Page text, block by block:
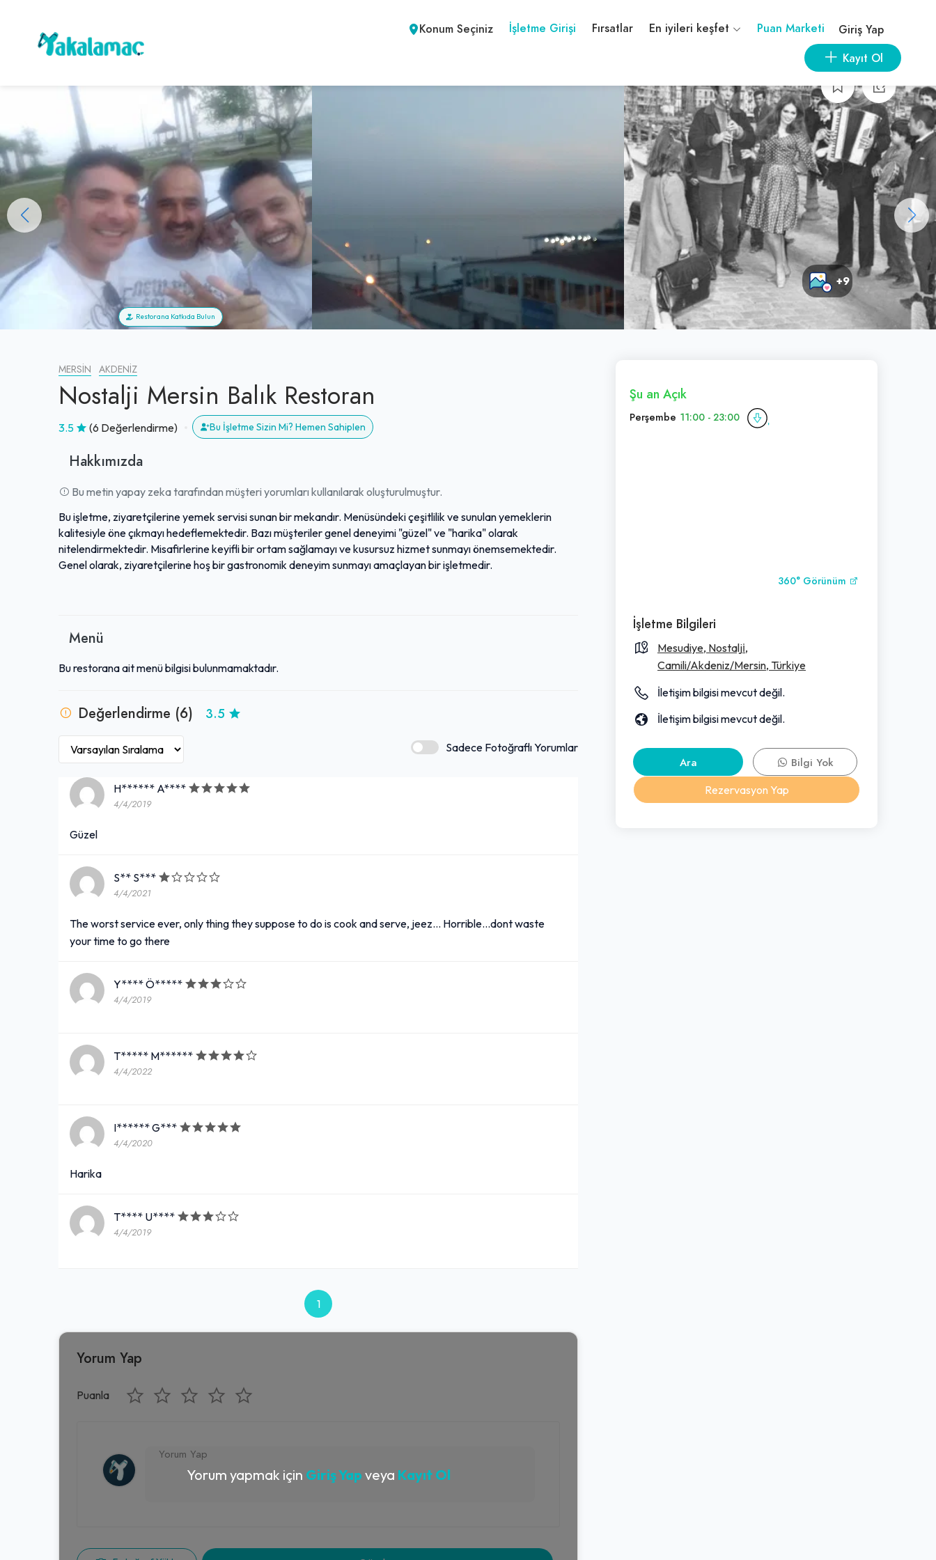
Konum Seçiniz İşletme Girişi Fırsatlar En iyileri keşfet Puan Marketi
Giriş Yap
Kayıt Ol
+9
Restorana Katkıda Bulun
MERSIN AKDENIZ
Nostalji Mersin Balık Restoran
3.5 (6 Değerlendirme) Bu İşletme Sizin Mi? Hemen Sahiplen
Hakkımızda
Bu metin yapay zeka tarafından müşteri yorumları kullanılarak oluşturulmuştur.
Bu işletme, ziyaretçilerine yemek servisi sunan bir mekandır. Menüsündeki çeşitlilik ve sunulan yemeklerin
kalitesiyle öne çıkmayı hedeflemektedir. Bazı müşteriler genel deneyimi "güzel" ve "harika" olarak
nitelendirmektedir. Misafirlerine keyifli bir ortam sağlamayı ve kusursuz hizmet sunmayı önemsemektedir.
Genel olarak, ziyaretçilerine hoş bir gastronomik deneyim sunmayı amaçlayan bir işletmedir.
Menü
Bu restorana ait menü bilgisi bulunmamaktadır.
Değerlendirme (6) 3.5
Sadece Fotoğraflı Yorumlar
H****** A****
4/4/2019
Güzel
S** S***
4/4/2021
The worst service ever, only thing they suppose to do is cook and serve, jeez... Horrible...dont waste
your time to go there
Y**** Ö*****
4/4/2019
T***** M******
4/4/2022
I****** G***
4/4/2020
Harika
T**** U****
4/4/2019
1
Yorum Yap
Puanla
Yorum yapmak için Giriş Yap veya Kayıt Ol
Şu an Açık
Perşembe 11:00 - 23:00
360° Görünüm
İşletme Bilgileri
Mesudiye, Nostalji̇,
Camili/Akdeniz/Mersin, Türkiye
İletişim bilgisi mevcut değil.
İletişim bilgisi mevcut değil.
Ara
Bilgi Yok
Rezervasyon Yap